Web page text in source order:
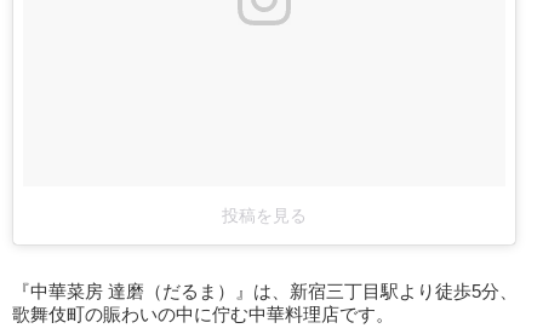
投稿を見る
『中華菜房 達磨（だるま）』は、新宿三丁目駅より徒歩5分、
歌舞伎町の賑わいの中に佇む中華料理店です。